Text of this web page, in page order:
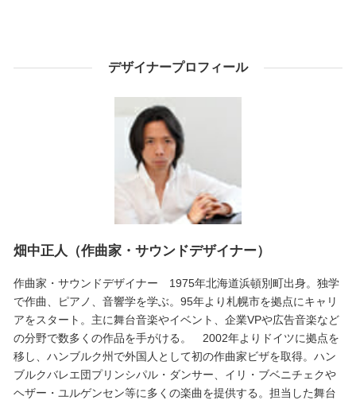
デザイナープロフィール
畑中正人（作曲家・サウンドデザイナー）
作曲家・サウンドデザイナー 1975年北海道浜頓別町出身。独学
で作曲、ピアノ、音響学を学ぶ。95年より札幌市を拠点にキャリ
アをスタート。主に舞台音楽やイベント、企業VPや広告音楽など
の分野で数多くの作品を手がける。 2002年よりドイツに拠点を
移し、ハンブルク州で外国人として初の作曲家ビザを取得。ハン
ブルクバレエ団プリンシパル・ダンサー、イリ・ブベニチェクや
ヘザー・ユルゲンセン等に多くの楽曲を提供する。担当した舞台